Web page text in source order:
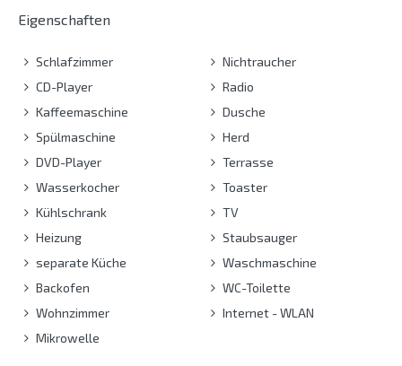
Eigenschaften
Schlafzimmer
CD-Player
Kaffeemaschine
Spülmaschine
DVD-Player
Wasserkocher
Kühlschrank
Heizung
separate Küche
Backofen
Wohnzimmer
Mikrowelle
Nichtraucher
Radio
Dusche
Herd
Terrasse
Toaster
TV
Staubsauger
Waschmaschine
WC-Toilette
Internet - WLAN